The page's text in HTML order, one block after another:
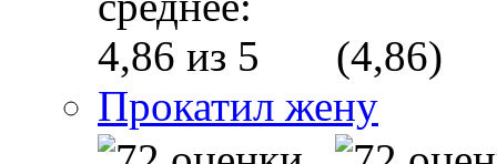
(4,86)
Прокатил жену